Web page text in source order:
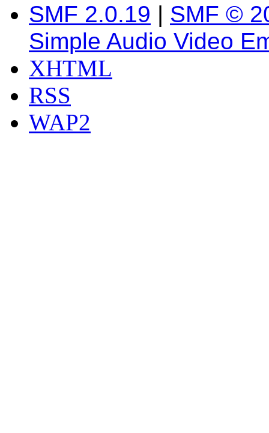
SMF 2.0.19 | SMF ©
Simple Audio Video
XHTML
RSS
WAP2